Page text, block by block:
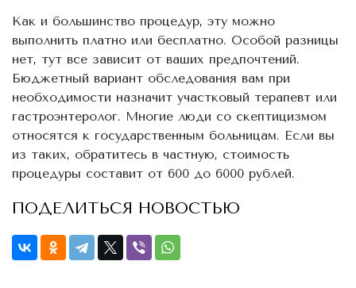
Как и большинство процедур, эту можно
выполнить платно или бесплатно. Особой разницы
нет, тут все зависит от ваших предпочтений.
Бюджетный вариант обследования вам при
необходимости назначит участковый терапевт или
гастроэнтеролог. Многие люди со скептицизмом
относятся к государственным больницам. Если вы
из таких, обратитесь в частную, стоимость
процедуры составит от 600 до 6000 рублей.
ПОДЕЛИТЬСЯ НОВОСТЬЮ